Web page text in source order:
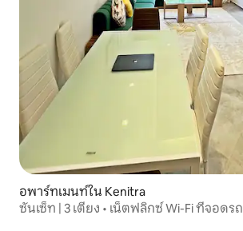
อพาร์ทเมนท์ใน Kenitra
ซันเซ็ท | 3 เตียง • เน็ตฟลิกซ์ Wi-Fi ที่จอดรถ